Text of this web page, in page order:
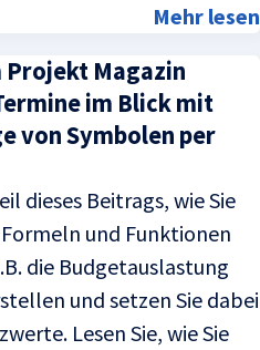
Mehr lesen
Projekt Magazin
im Blick mit
von Symbolen per
dieses Beitrags, wie Sie
und Funktionen
die Budgetauslastung
und setzen Sie dabei
Lesen Sie, wie Sie